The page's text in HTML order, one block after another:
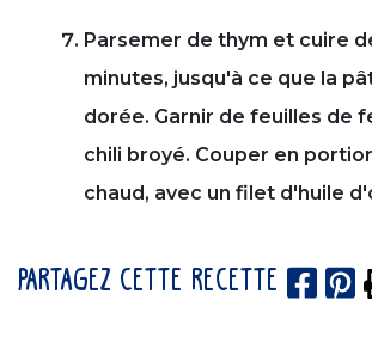
Parsemer de thym et cuire
minutes, jusqu'à ce que la
dorée. Garnir de feuilles de
chili broyé. Couper en
chaud, avec un filet d'huile
PARTAGEZ CETTE RECETTE